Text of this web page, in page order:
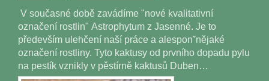
V současné době zavádíme "nové kvalitativní
označení rostlin" Astrophytum z Jasenné. Je to
především ulehčení naší práce a alesponˇnějaké
označení rostliny. Tyto kaktusy od prvního dopadu pylu
na pestík vznikly v pěstírně kaktusů Duben…